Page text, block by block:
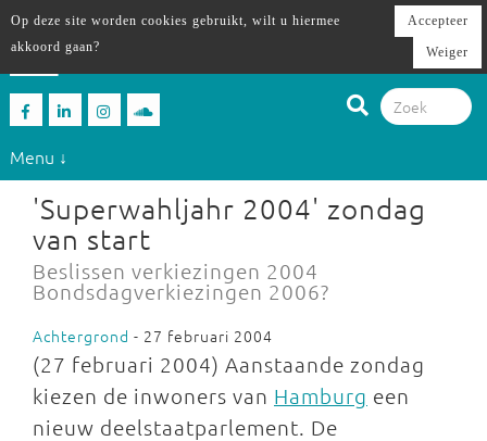
Menu ↓
'Superwahljahr 2004' zondag
van start
Beslissen verkiezingen 2004
Bondsdagverkiezingen 2006?
Achtergrond - 27 februari 2004
(27 februari 2004) Aanstaande zondag
kiezen de inwoners van Hamburg een
nieuw deelstaatparlement. De
Op deze site worden cookies gebruikt, wilt u hiermee
akkoord gaan?
Accepteer
Weiger